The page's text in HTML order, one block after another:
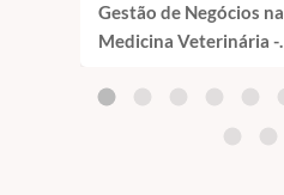
Gestão de Negócios na
Medicina Veterinária -
EAD